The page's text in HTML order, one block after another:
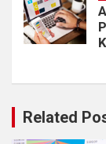
Related